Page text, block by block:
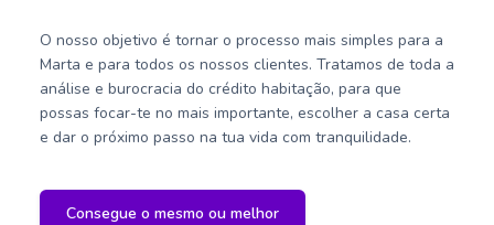
O nosso objetivo é tornar o processo mais simples para a
Marta e para todos os nossos clientes. Tratamos de toda a
análise e burocracia do crédito habitação, para que
possas focar-te no mais importante, escolher a casa certa
e dar o próximo passo na tua vida com tranquilidade.
Consegue o mesmo ou melhor